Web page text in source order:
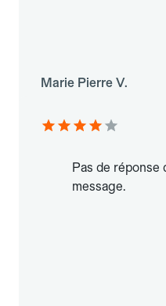
Marie Pierre V.
Pas de réponse
message.